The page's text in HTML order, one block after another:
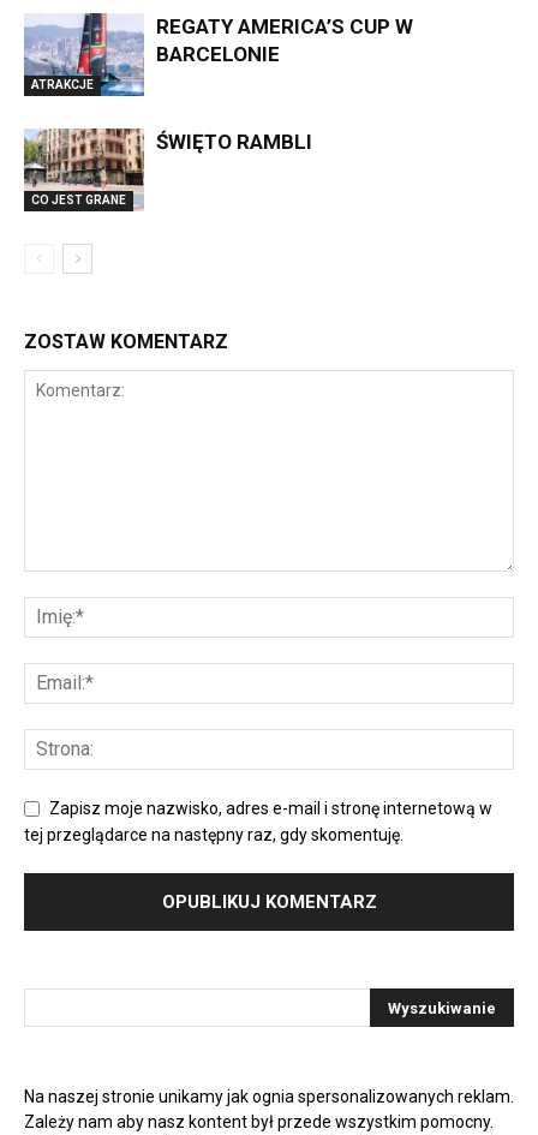
ATRAKCJE
REGATY AMERICA’S CUP W
BARCELONIE
CO JEST GRANE
ŚWIĘTO RAMBLI
ZOSTAW KOMENTARZ
Zapisz moje nazwisko, adres e-mail i stronę internetową w
tej przeglądarce na następny raz, gdy skomentuję.
Na naszej stronie unikamy jak ognia spersonalizowanych reklam.
Zależy nam aby nasz kontent był przede wszystkim pomocny.